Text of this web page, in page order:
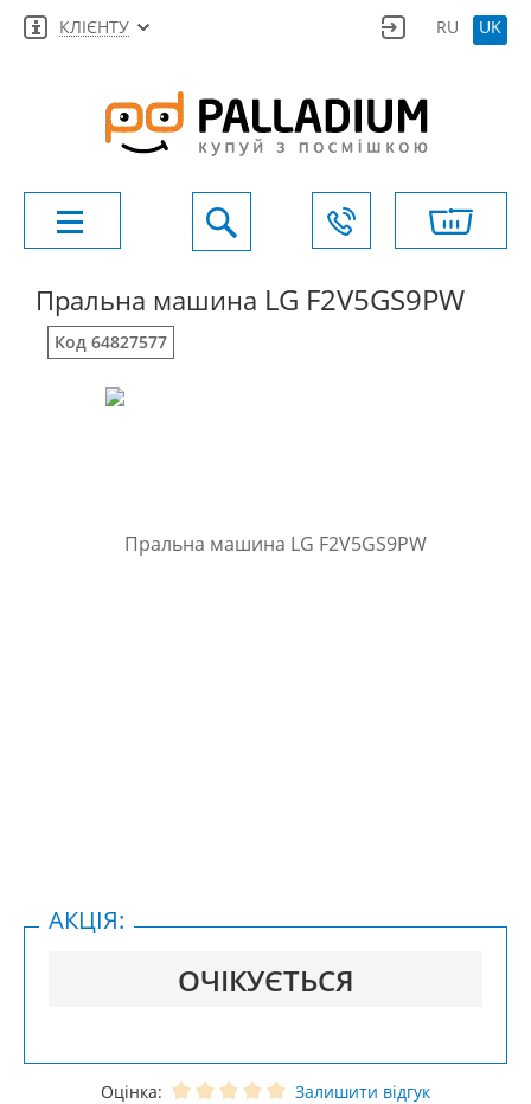
КЛІЄНТУ RU UK
Пральна машина LG F2V5GS9PW
Код 64827577
ОЧІКУЄТЬСЯ
АКЦІЯ:
Оцінка: Залишити відгук